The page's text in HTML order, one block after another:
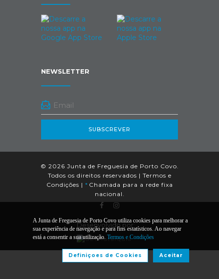
NEWSLETTER
SUBSCREVER
© 2026 Junta de Freguesia de Porto Covo.
Todos os direitos reservados | Termos e
Condições | * Chamada para a rede fixa
nacional.
Desenvolvido por:
A Junta de Freguesia de Porto Covo utiliza cookies para melhorar a
sua experiência de navegação e para fins estatísticos. Ao navegar
está a consentir a sua utilização. Termos e Condições
Aceitar
Definiçoes de Cookies